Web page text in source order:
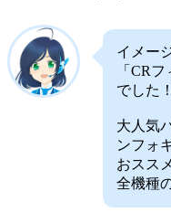
イメー
「CR
でした！
大人気
ンフォ
おスス
全機種